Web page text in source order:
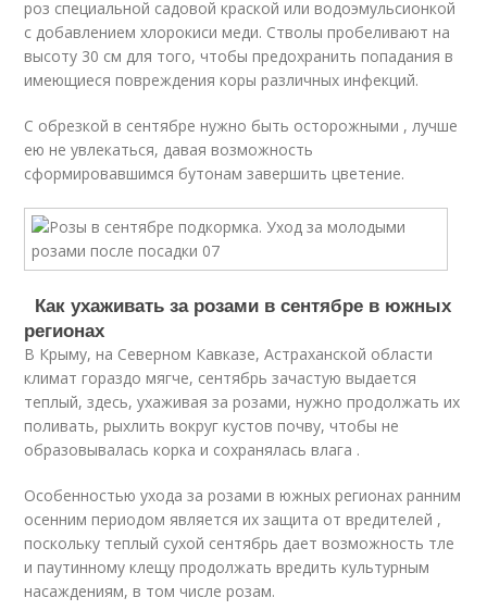
роз специальной садовой краской или водоэмульсионкой
с добавлением хлорокиси меди. Стволы пробеливают на
высоту 30 см для того, чтобы предохранить попадания в
имеющиеся повреждения коры различных инфекций.
С обрезкой в сентябре нужно быть осторожными , лучше
ею не увлекаться, давая возможность
сформировавшимся бутонам завершить цветение.
Как ухаживать за розами в сентябре в южных
регионах
В Крыму, на Северном Кавказе, Астраханской области
климат гораздо мягче, сентябрь зачастую выдается
теплый, здесь, ухаживая за розами, нужно продолжать их
поливать, рыхлить вокруг кустов почву, чтобы не
образовывалась корка и сохранялась влага .
Особенностью ухода за розами в южных регионах ранним
осенним периодом является их защита от вредителей ,
поскольку теплый сухой сентябрь дает возможность тле
и паутинному клещу продолжать вредить культурным
насаждениям, в том числе розам.